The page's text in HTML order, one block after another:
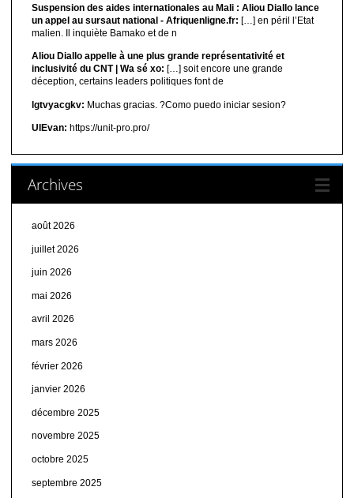
Suspension des aides internationales au Mali : Aliou Diallo lance
un appel au sursaut national - Afriquenligne.fr: […] en péril l’Etat
malien. Il inquiète Bamako et de n
Aliou Diallo appelle à une plus grande représentativité et
inclusivité du CNT | Wa sé xo: […] soit encore une grande
déception, certains leaders politiques font de
lgtvyacgkv: Muchas gracias. ?Como puedo iniciar sesion?
UIEvan: https://unit-pro.pro/
Archives
août 2026
juillet 2026
juin 2026
mai 2026
avril 2026
mars 2026
février 2026
janvier 2026
décembre 2025
novembre 2025
octobre 2025
septembre 2025